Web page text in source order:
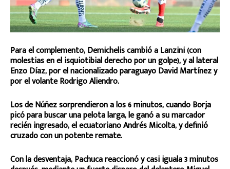
Para el complemento, Demichelis cambió a Lanzini (con
molestias en el isquiotibial derecho por un golpe), y al lateral
Enzo Díaz, por el nacionalizado paraguayo David Martínez y
por el volante Rodrigo Aliendro.
Los de Núñez sorprendieron a los 6 minutos, cuando Borja
picó para buscar una pelota larga, le ganó a su marcador
recién ingresado, el ecuatoriano Andrés Micolta, y definió
cruzado con un potente remate.
Con la desventaja, Pachuca reaccionó y casi iguala 3 minutos